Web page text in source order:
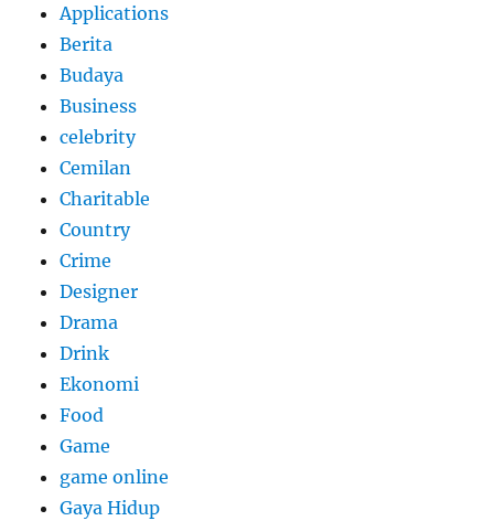
Applications
Berita
Budaya
Business
celebrity
Cemilan
Charitable
Country
Crime
Designer
Drama
Drink
Ekonomi
Food
Game
game online
Gaya Hidup